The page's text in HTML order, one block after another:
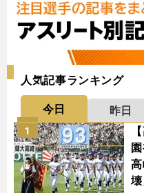
人気記事ランキング
今日 昨日
1